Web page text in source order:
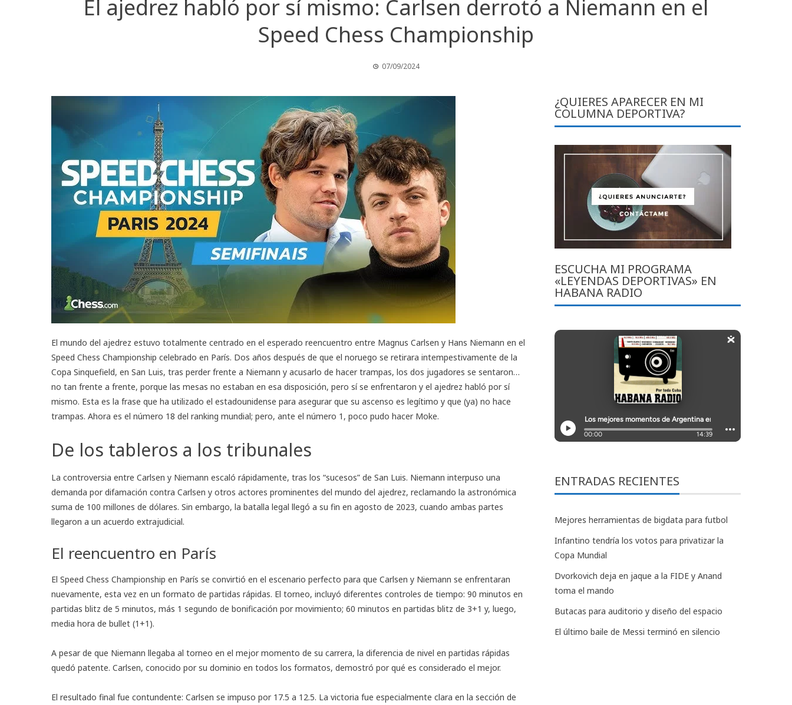
El ajedrez habló por sí mismo: Carlsen derrotó a Niemann en el
Speed Chess Championship
07/09/2024
El mundo del ajedrez estuvo totalmente centrado en el esperado reencuentro entre Magnus Carlsen y Hans Niemann en el
Speed Chess Championship celebrado en París. Dos años después de que el noruego se retirara intempestivamente de la
Copa Sinquefield, en San Luis, tras perder frente a Niemann y acusarlo de hacer trampas, los dos jugadores se sentaron…
no tan frente a frente, porque las mesas no estaban en esa disposición, pero sí se enfrentaron y el ajedrez habló por sí
mismo. Esta es la frase que ha utilizado el estadounidense para asegurar que su ascenso es legítimo y que (ya) no hace
trampas. Ahora es el número 18 del ranking mundial; pero, ante el número 1, poco pudo hacer Moke.
De los tableros a los tribunales
La controversia entre Carlsen y Niemann escaló rápidamente, tras los “sucesos” de San Luis. Niemann interpuso una
demanda por difamación contra Carlsen y otros actores prominentes del mundo del ajedrez, reclamando la astronómica
suma de 100 millones de dólares. Sin embargo, la batalla legal llegó a su fin en agosto de 2023, cuando ambas partes
llegaron a un acuerdo extrajudicial.
El reencuentro en París
El Speed Chess Championship en París se convirtió en el escenario perfecto para que Carlsen y Niemann se enfrentaran
nuevamente, esta vez en un formato de partidas rápidas. El torneo, incluyó diferentes controles de tiempo: 90 minutos en
partidas blitz de 5 minutos, más 1 segundo de bonificación por movimiento; 60 minutos en partidas blitz de 3+1 y, luego,
media hora de bullet (1+1).
A pesar de que Niemann llegaba al torneo en el mejor momento de su carrera, la diferencia de nivel en partidas rápidas
quedó patente. Carlsen, conocido por su dominio en todos los formatos, demostró por qué es considerado el mejor.
El resultado final fue contundente: Carlsen se impuso por 17.5 a 12.5. La victoria fue especialmente clara en la sección de
¿QUIERES APARECER EN MI
COLUMNA DEPORTIVA?
ESCUCHA MI PROGRAMA
«LEYENDAS DEPORTIVAS» EN
HABANA RADIO
ENTRADAS RECIENTES
Mejores herramientas de bigdata para futbol
Infantino tendría los votos para privatizar la
Copa Mundial
Dvorkovich deja en jaque a la FIDE y Anand
toma el mando
Butacas para auditorio y diseño del espacio
El último baile de Messi terminó en silencio